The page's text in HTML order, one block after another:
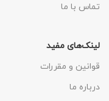
تماس با ما
لینک‌های مفید
قوانین و مقررات
درباره ما